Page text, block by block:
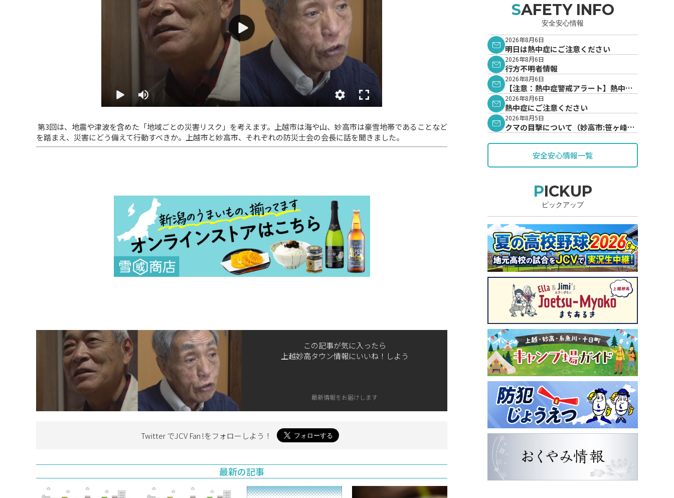
第3回は、地震や津波を含めた「地域ごとの災害リスク」を考えます。上越市は海や山、妙高市は豪雪地帯であることなど
を踏まえ、災害にどう備えて行動すべきか。上越市と妙高市、それぞれの防災士会の会長に話を聞きました。
この記事が気に入ったら
上越妙高タウン情報にいいね！しよう
最新情報をお届けします
Twitter でJCV Fan !をフォローしよう！
最新の記事
SAFETY INFO
安全安心情報
2026年8月6日
明日は熱中症にご注意ください
2026年8月6日
行方不明者情報
2026年8月6日
【注意：熱中症警戒アラート】熱中症
警戒アラートが発表されています。
2026年8月6日
熱中症にご注意ください
2026年8月5日
クマの目撃について（妙高市:笹ヶ峰地
安全安心情報一覧
PICKUP
ピックアップ